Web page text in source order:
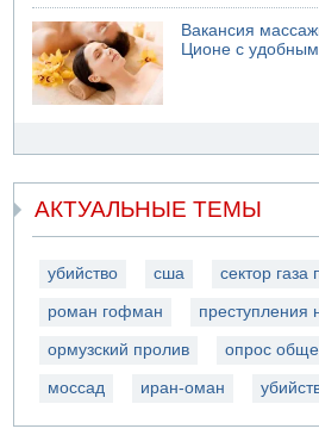
Вакансия
Ционе с
АКТУАЛЬНЫЕ ТЕМЫ
убийство сша сектор газа
роман гофман преступления
ормузский пролив опрос
моссад иран-оман